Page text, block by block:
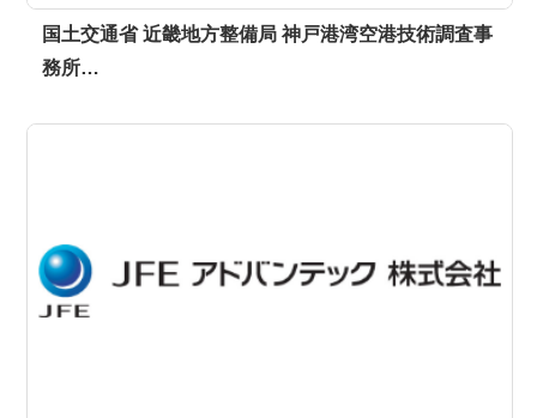
国土交通省 近畿地方整備局 神戸港湾空港技術調査事
務所…